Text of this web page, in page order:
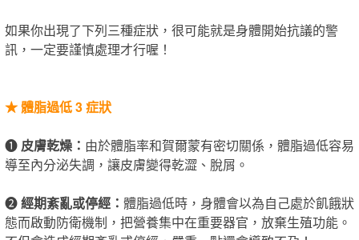
如果你出現了下列三種症狀，很可能就是身體開始抗議的警
訊，一定要謹慎處理才行喔！
★體脂過低 3 症狀
❶ 皮膚乾燥： 由於體脂率​和賀爾蒙有密切關係，體脂過低容易
導至內分泌失調，讓皮膚變得乾澀、脫屑。
❷經期紊亂或停經： 體脂過低時，身體會以為自己處於飢餓狀
態而啟動防衛機制，把營養集中在重要器官，放棄生殖功能。